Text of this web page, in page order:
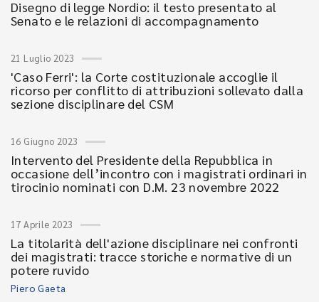
Disegno di legge Nordio: il testo presentato al
Senato e le relazioni di accompagnamento
21 Luglio 2023
'Caso Ferri': la Corte costituzionale accoglie il
ricorso per conflitto di attribuzioni sollevato dalla
sezione disciplinare del CSM
16 Giugno 2023
Intervento del Presidente della Repubblica in
occasione dell’incontro con i magistrati ordinari in
tirocinio nominati con D.M. 23 novembre 2022
17 Aprile 2023
La titolarità dell'azione disciplinare nei confronti
dei magistrati: tracce storiche e normative di un
potere ruvido
Piero Gaeta